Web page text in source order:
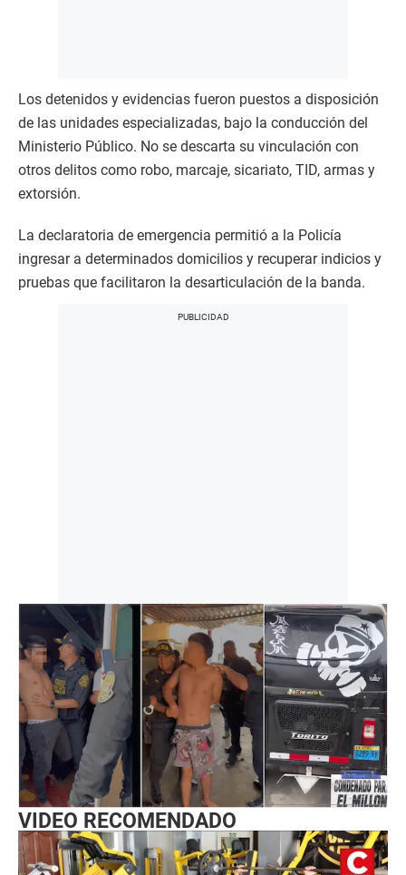
Los detenidos y evidencias fueron puestos a disposición
de las unidades especializadas, bajo la conducción del
Ministerio Público. No se descarta su vinculación con
otros delitos como robo, marcaje, sicariato, TID, armas y
extorsión.
La declaratoria de emergencia permitió a la Policía
ingresar a determinados domicilios y recuperar indicios y
pruebas que facilitaron la desarticulación de la banda.
VIDEO RECOMENDADO